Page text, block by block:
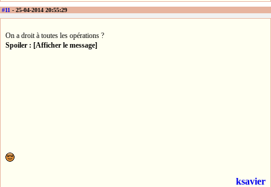
#11 - 25-04-2014 20:55:29
On a droit à toutes les opérations ?
Spoiler : [Afficher le message]
ksavier